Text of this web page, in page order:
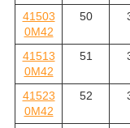
41503
0M42
50
41513
0M42
51
41523
0M42
52